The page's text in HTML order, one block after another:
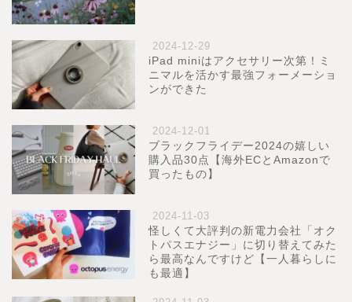
2024-12-29
iPad miniはアクセサリー次第！ミ
ニマルを活かす最強フォーメーショ
ンができた
2024-12-01
ブラックフライデー2024の嬉しい
購入品30点【海外ECとAmazonで
買ったもの】
2024-11-03
怪しくて大評判の新電力会社「オク
トパスエナジー」に切り替えてみた
ら最高なんですけど【一人暮らしに
も最適】